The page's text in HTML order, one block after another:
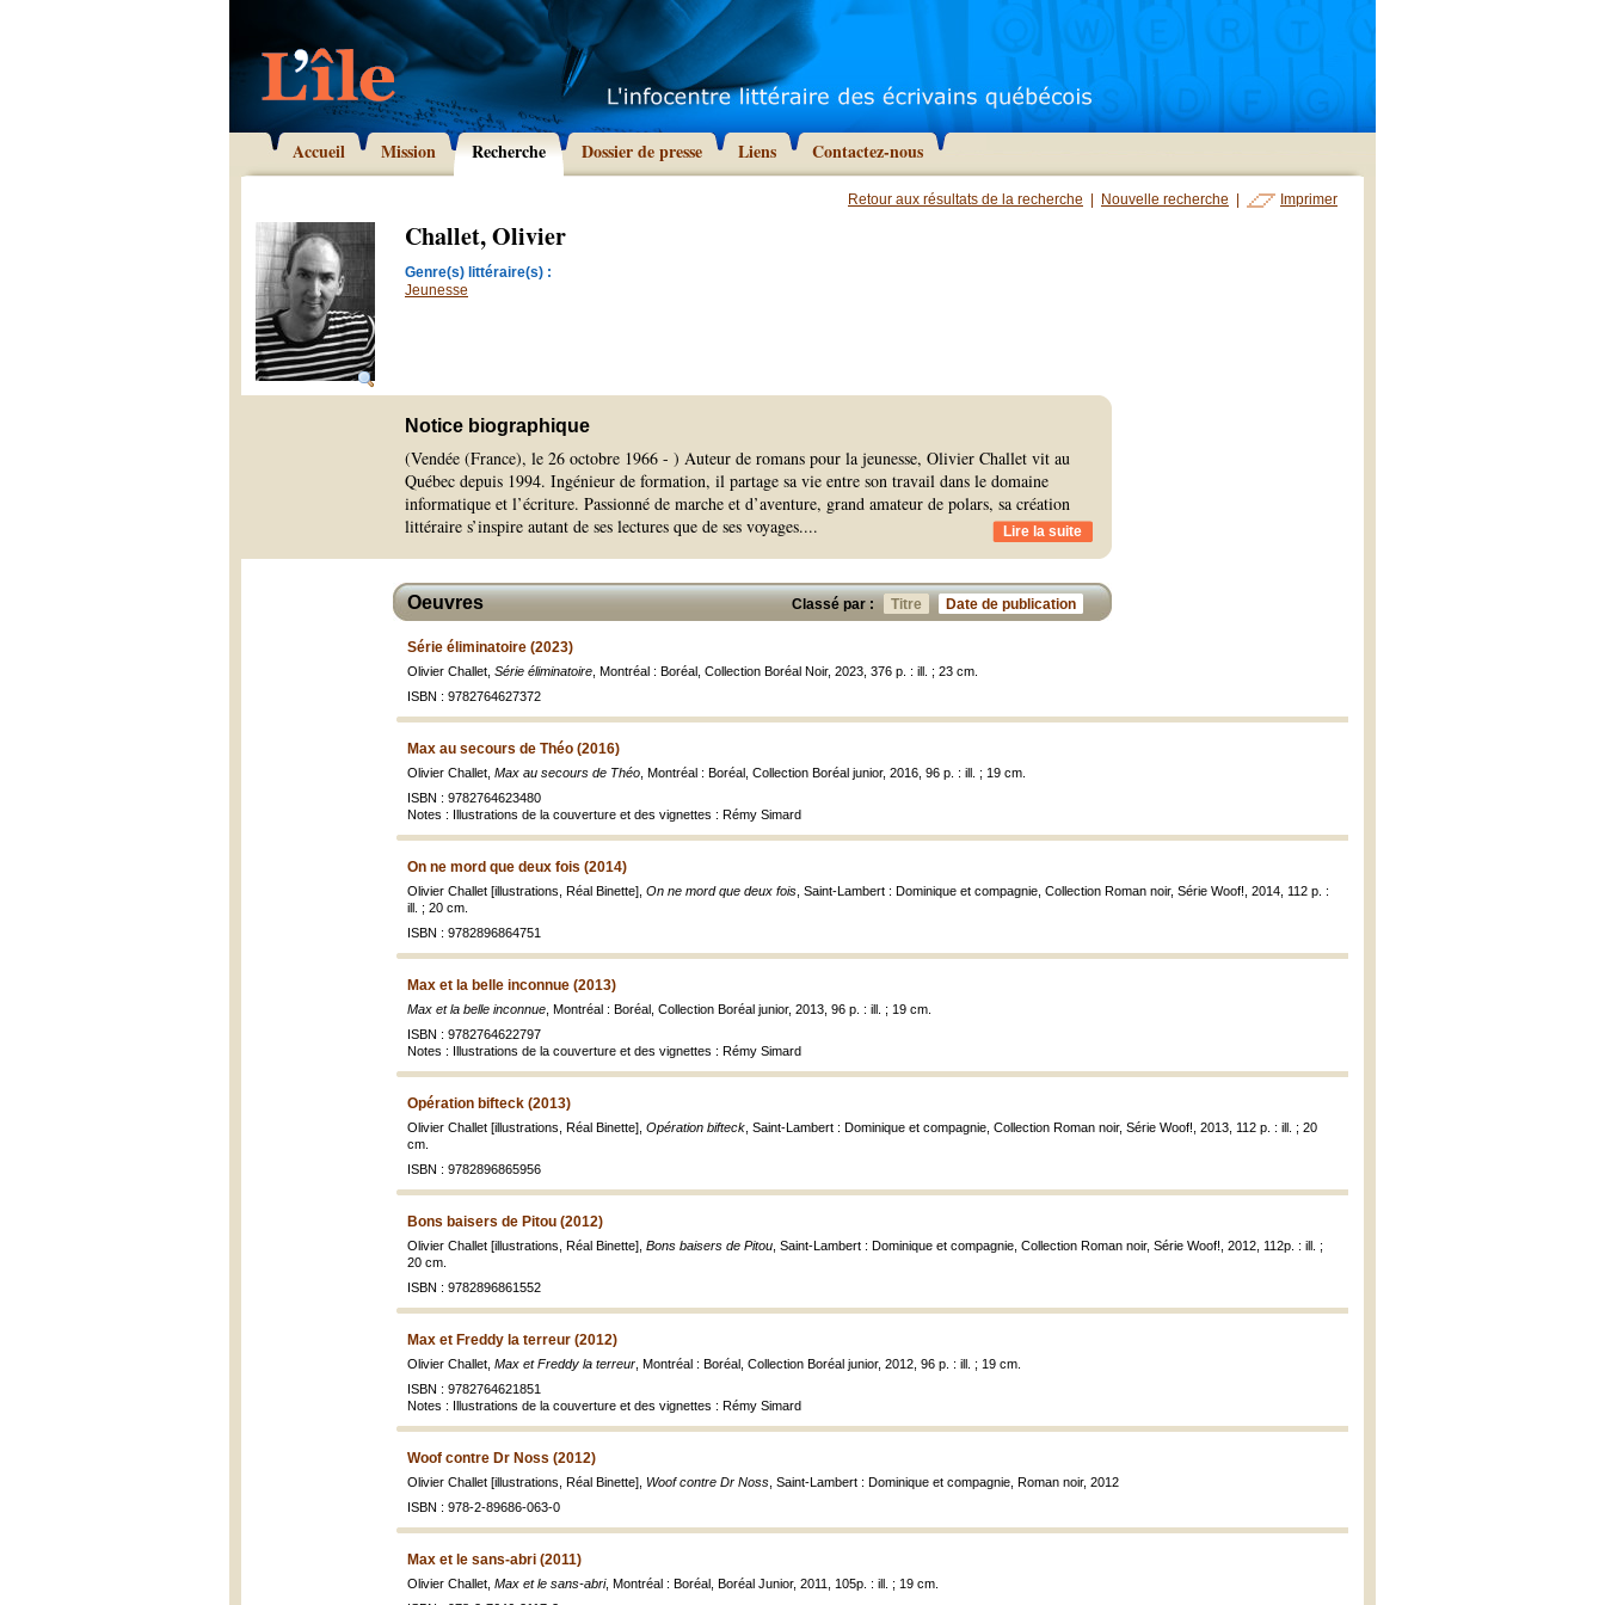
Accueil Mission Recherche Dossier de presse Liens Contactez-nous
Retour aux résultats de la recherche Nouvelle recherche Imprimer
Challet, Olivier
Genre(s) littéraire(s) :
Jeunesse
Notice biographique
(Vendée (France), le 26 octobre 1966 - ) Auteur de romans pour la jeunesse, Olivier Challet vit au
Québec depuis 1994. Ingénieur de formation, il partage sa vie entre son travail dans le domaine
informatique et l’écriture. Passionné de marche et d’aventure, grand amateur de polars, sa création
littéraire s’inspire autant de ses lectures que de ses voyages.... Lire la suite
Classé par : Titre Date de publication
Oeuvres
Série éliminatoire (2023)
Olivier Challet, Série éliminatoire , Montréal : Boréal, Collection Boréal Noir, 2023, 376 p. : ill. ; 23 cm.
ISBN : 9782764627372
Max au secours de Théo (2016)
Olivier Challet, Max au secours de Théo , Montréal : Boréal, Collection Boréal junior, 2016, 96 p. : ill. ; 19 cm.
ISBN : 9782764623480
Notes : Illustrations de la couverture et des vignettes : Rémy Simard
On ne mord que deux fois (2014)
Olivier Challet [illustrations, Réal Binette], On ne mord que deux fois , Saint-Lambert : Dominique et compagnie, Collection Roman noir, Série Woof!, 2014, 112 p. :
ill. ; 20 cm.
ISBN : 9782896864751
Max et la belle inconnue (2013)
Max et la belle inconnue , Montréal : Boréal, Collection Boréal junior, 2013, 96 p. : ill. ; 19 cm.
ISBN : 9782764622797
Notes : Illustrations de la couverture et des vignettes : Rémy Simard
Opération bifteck (2013)
Olivier Challet [illustrations, Réal Binette], Opération bifteck , Saint-Lambert : Dominique et compagnie, Collection Roman noir, Série Woof!, 2013, 112 p. : ill. ; 20
cm.
ISBN : 9782896865956
Bons baisers de Pitou (2012)
Olivier Challet [illustrations, Réal Binette], Bons baisers de Pitou , Saint-Lambert : Dominique et compagnie, Collection Roman noir, Série Woof!, 2012, 112p. : ill. ;
20 cm.
ISBN : 9782896861552
Max et Freddy la terreur (2012)
Olivier Challet, Max et Freddy la terreur , Montréal : Boréal, Collection Boréal junior, 2012, 96 p. : ill. ; 19 cm.
ISBN : 9782764621851
Notes : Illustrations de la couverture et des vignettes : Rémy Simard
Woof contre Dr Noss (2012)
Olivier Challet [illustrations, Réal Binette], Woof contre Dr Noss , Saint-Lambert : Dominique et compagnie, Roman noir, 2012
ISBN : 978-2-89686-063-0
Max et le sans-abri (2011)
Olivier Challet, Max et le sans-abri, Montréal : Boréal, Boréal Junior, 2011, 105p. : ill. ; 19 cm.